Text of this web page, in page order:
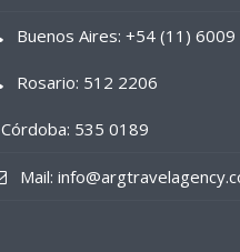
Buenos Aires: +54 (11)
Rosario: 512 2206
Córdoba: 535 0189
Mail: